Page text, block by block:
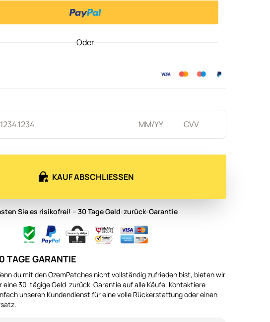
Oder
KAUF ABSCHLIESSEN
Sie es risikofrei! – 30 Tage Geld-zurück-Garantie
TAGE GARANTIE
du mit den OzemPatches nicht vollständig zufrieden bist, bieten wir
eine 30-tägige Geld-zurück-Garantie auf alle Käufe. Kontaktiere
unseren Kundendienst für eine volle Rückerstattung oder einen